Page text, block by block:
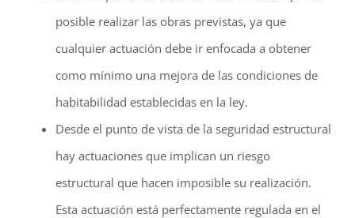
posible realizar las obras previstas, ya que
cualquier actuación debe ir enfocada a obtener
como mínimo una mejora de las condiciones de
habitabilidad establecidas en la ley.
Desde el punto de vista de la seguridad estructural
hay actuaciones que implican un riesgo
estructural que hacen imposible su realización.
Esta actuación está perfectamente regulada en el